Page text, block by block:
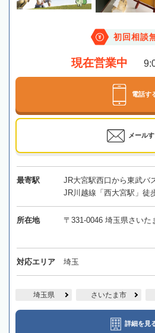
初回相談
現在営業中
電話す
メール
最寄駅
JR大宮駅西口から東武バ
JR川越線「西大宮駅」徒
所在地 〒331-0046 埼玉県さいた
対応エリア 埼玉
埼玉県 さいたま市
詳細を見